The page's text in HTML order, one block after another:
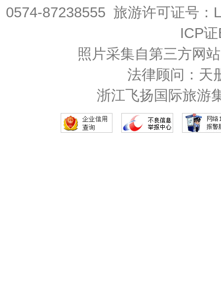
0574-87238555 旅游许可证号
ICP
照片采集自第三方网
法律顾问：天
浙江飞扬国际旅游